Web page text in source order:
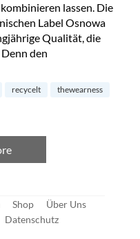
lassen. Die
Label Osnowa
Qualität, die
den
Basics aus Polen“
recycelt
thewearness
Shop
Über Uns
Datenschutz